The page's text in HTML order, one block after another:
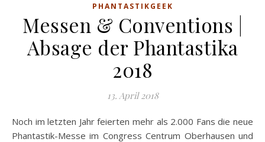
PHANTASTIKGEEK
Messen & Conventions |
Absage der Phantastika
2018
13. April 2018
Noch im letzten Jahr feierten mehr als 2.000 Fans die neue
Phantastik-Messe im Congress Centrum Oberhausen und